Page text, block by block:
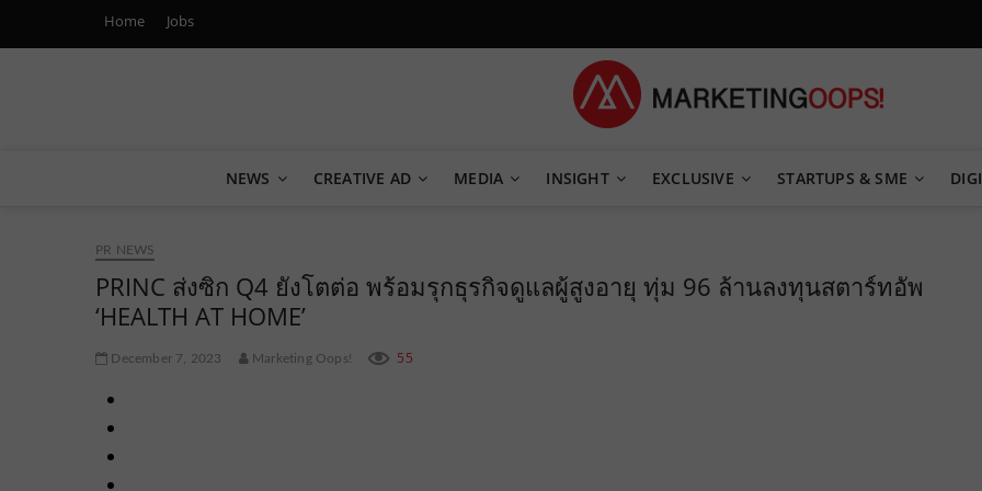
Home Jobs
Marketing Oops!
NEWS CREATIVE AD MEDIA INSIGHT EXCLUSIVE STARTUPS & SME
PR NEWS
PRINC ส่งซิก Q4 ยังโตต่อ พร้อมรุกธุรกิจดูแลผู้สูงอายุ ทุ่ม 96 ล้านลงทุนสตาร์ทอัพ
‘HEALTH AT HOME’
December 7, 2023 Marketing Oops! 55